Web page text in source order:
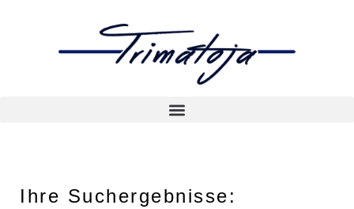
Ihre Suchergebnisse: